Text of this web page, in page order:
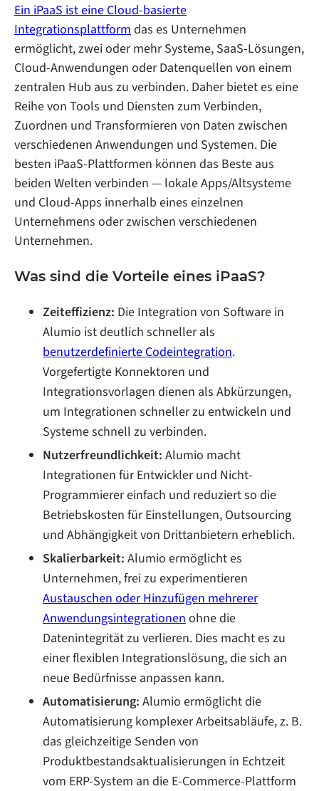
Ein iPaaS ist eine Cloud-basierte
Integrationsplattform das es Unternehmen
ermöglicht, zwei oder mehr Systeme, SaaS-Lösungen,
Cloud-Anwendungen oder Datenquellen von einem
zentralen Hub aus zu verbinden. Daher bietet es eine
Reihe von Tools und Diensten zum Verbinden,
Zuordnen und Transformieren von Daten zwischen
verschiedenen Anwendungen und Systemen. Die
besten iPaaS-Plattformen können das Beste aus
beiden Welten verbinden — lokale Apps/Altsysteme
und Cloud-Apps innerhalb eines einzelnen
Unternehmens oder zwischen verschiedenen
Unternehmen.
Was sind die Vorteile eines iPaaS?
Zeiteffizienz: Die Integration von Software in
Alumio ist deutlich schneller als
benutzerdefinierte Codeintegration.
Vorgefertigte Konnektoren und
Integrationsvorlagen dienen als Abkürzungen,
um Integrationen schneller zu entwickeln und
Systeme schnell zu verbinden.
Nutzerfreundlichkeit: Alumio macht
Integrationen für Entwickler und Nicht-
Programmierer einfach und reduziert so die
Betriebskosten für Einstellungen, Outsourcing
und Abhängigkeit von Drittanbietern erheblich.
Skalierbarkeit: Alumio ermöglicht es
Unternehmen, frei zu experimentieren
Austauschen oder Hinzufügen mehrerer
Anwendungsintegrationen ohne die
Datenintegrität zu verlieren. Dies macht es zu
einer flexiblen Integrationslösung, die sich an
neue Bedürfnisse anpassen kann.
Automatisierung: Alumio ermöglicht die
Automatisierung komplexer Arbeitsabläufe, z. B.
das gleichzeitige Senden von
Produktbestandsaktualisierungen in Echtzeit
vom ERP-System an die E-Commerce-Plattform